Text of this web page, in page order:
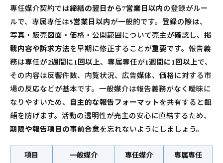
専任媒介契約では締結の翌日から7営業日以内の登録がルー
ルで、専属専任は5営業日以内が一般的です。登録の際は、
写真・販売図面・価格・公開範囲について売主が確認し、 掲
載内容や訴求方法を早期に修正することが重要です。報告義
務は専任が2週間に1回以上、専属専任が1週間に1回以上で、
その内容は反響件数、内覧状況、広告媒体、価格に対する市
場の反応などが基本です。一般媒介は報告義務がなく曖昧に
なりやすいため、
自主的な報告フォーマットを共有すると齟
齬を防げます。活動の透明性が売主の安心に直結するため、
期限や報告項目の事前合意を忘れないようにしましょう。
項目 一般媒介 専任媒介 専属専任